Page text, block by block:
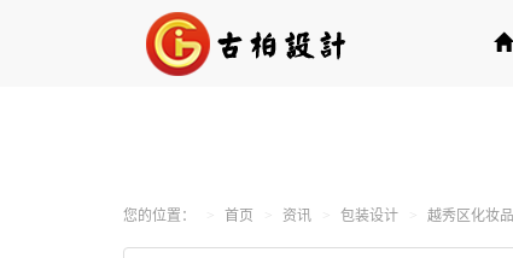
您的位置： 首页 资讯 包装设计 越秀区化妆